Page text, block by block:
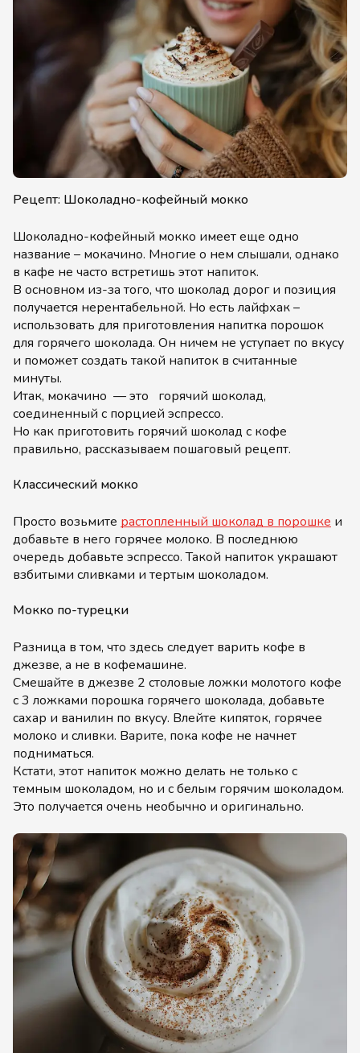
Рецепт: Шоколадно-кофейный мокко
Шоколадно-кофейный мокко имеет еще одно
название – мокачино. Многие о нем слышали, однако
в кафе не часто встретишь этот напиток.
В основном из-за того, что шоколад дорог и позиция
получается нерентабельной. Но есть лайфхак –
использовать для приготовления напитка порошок
для горячего шоколада. Он ничем не уступает по вкусу
и поможет создать такой напиток в считанные
минуты.
Итак, мокачино — это горячий шоколад,
соединенный с порцией эспрессо.
Но как приготовить горячий шоколад с кофе
правильно, рассказываем пошаговый рецепт.
Классический мокко
Просто возьмите растопленный шоколад в порошке и
добавьте в него горячее молоко. В последнюю
очередь добавьте эспрессо. Такой напиток украшают
взбитыми сливками и тертым шоколадом.
Мокко по-турецки
Разница в том, что здесь следует варить кофе в
джезве, а не в кофемашине.
Смешайте в джезве 2 столовые ложки молотого кофе
с 3 ложками порошка горячего шоколада, добавьте
сахар и ванилин по вкусу. Влейте кипяток, горячее
молоко и сливки. Варите, пока кофе не начнет
подниматься.
Кстати, этот напиток можно делать не только с
темным шоколадом, но и с белым горячим шоколадом.
Это получается очень необычно и оригинально.